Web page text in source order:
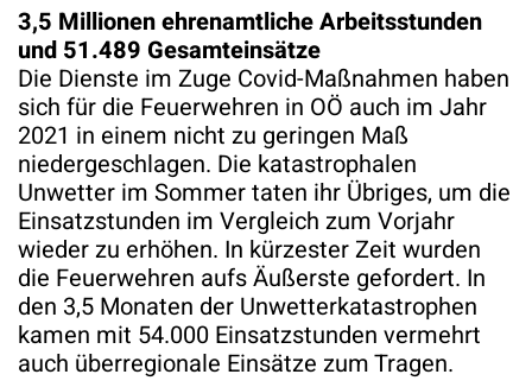
3,5 Millionen ehrenamtliche Arbeitsstunden
und 51.489 Gesamteinsätze
Die Dienste im Zuge Covid-Maßnahmen haben
sich für die Feuerwehren in OÖ auch im Jahr
2021 in einem nicht zu geringen Maß
niedergeschlagen. Die katastrophalen
Unwetter im Sommer taten ihr Übriges, um die
Einsatzstunden im Vergleich zum Vorjahr
wieder zu erhöhen. In kürzester Zeit wurden
die Feuerwehren aufs Äußerste gefordert. In
den 3,5 Monaten der Unwetterkatastrophen
kamen mit 54.000 Einsatzstunden vermehrt
auch überregionale Einsätze zum Tragen.